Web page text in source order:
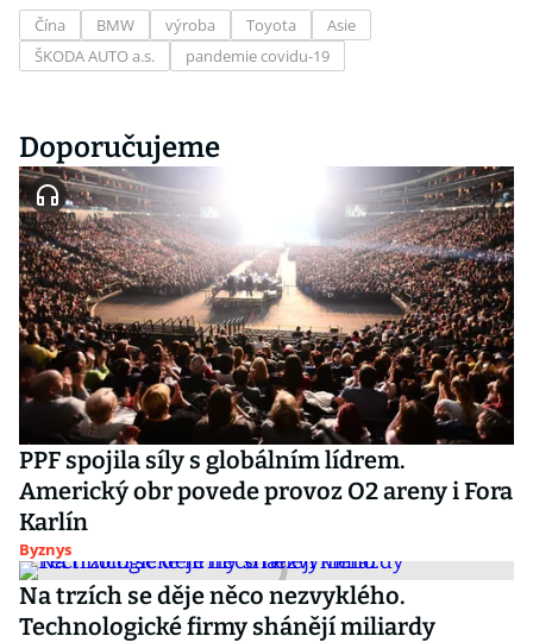
Čína BMW výroba Toyota
Asie
ŠKODA AUTO a.s.
pandemie covidu-19
Doporučujeme
PPF spojila síly s globálním lídrem.
Americký obr povede provoz O2 areny i Fora
Karlín
Byznys
Na trzích se děje něco nezvyklého.
Technologické firmy shánějí miliardy